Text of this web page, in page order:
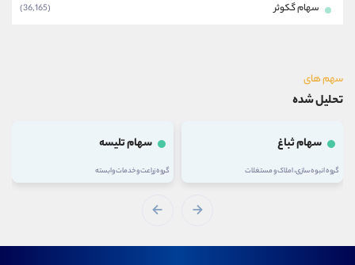
سهام گکوثر (36,165)
سهم های
تحلیل شده
سهام ثباغ
گروه انبوه سازی، املاک و مستغلات
سهام تلیسه
گروه زراعت و خدمات وابسته